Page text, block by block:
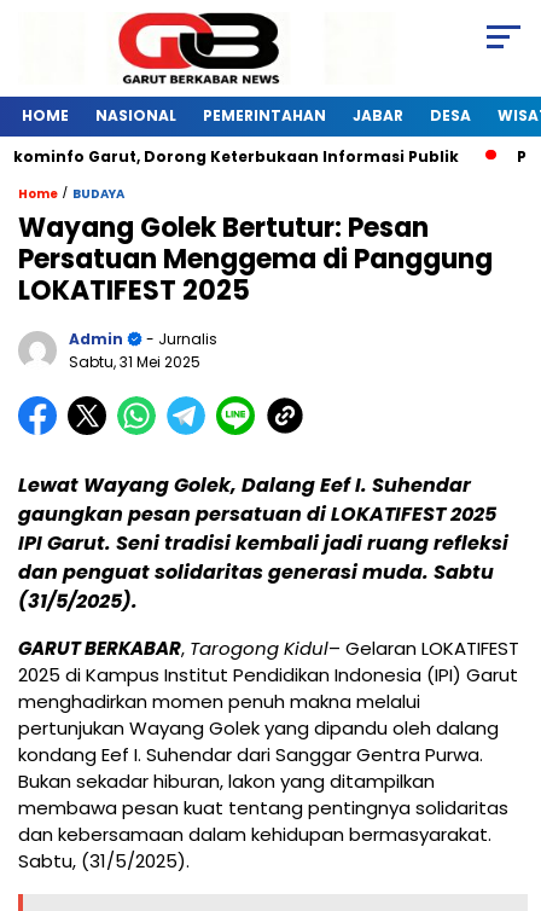
HOME NASIONAL PEMERINTAHAN JABAR DESA
Garut, Dorong Keterbukaan Informasi Publik
Home / BUDAYA
Wayang Golek Bertutur: Pesan
Persatuan Menggema di Panggung
LOKATIFEST 2025
Admin
- Jurnalis
Sabtu, 31 Mei 2025
Lewat Wayang Golek, Dalang Eef I. Suhendar
gaungkan pesan persatuan di LOKATIFEST 2025
IPI Garut. Seni tradisi kembali jadi ruang refleksi
dan penguat solidaritas generasi muda. Sabtu
(31/5/2025).
GARUT BERKABAR, Tarogong Kidul– Gelaran LOKATIFEST
2025 di Kampus Institut Pendidikan Indonesia (IPI) Garut
menghadirkan momen penuh makna melalui
pertunjukan Wayang Golek yang dipandu oleh dalang
kondang Eef I. Suhendar dari Sanggar Gentra Purwa.
Bukan sekadar hiburan, lakon yang ditampilkan
membawa pesan kuat tentang pentingnya solidaritas
dan kebersamaan dalam kehidupan bermasyarakat.
Sabtu, (31/5/2025).